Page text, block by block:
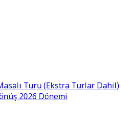
Turu (Ekstra Turlar Dahil)
2026 Dönemi